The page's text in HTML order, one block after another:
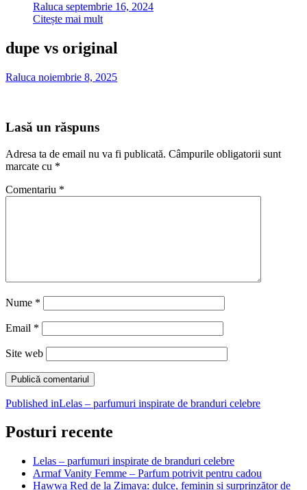
Raluca septembrie 16, 2024
Citește mai mult
dupe vs original
Raluca noiembrie 8, 2025
Lasă un răspuns
Adresa ta de email nu va fi publicată. Câmpurile obligatorii sunt
marcate cu *
Comentariu *
Nume *
Email *
Site web
Navigare
în
articole
Published inLelas – parfumuri inspirate de branduri celebre
Posturi recente
Lelas – parfumuri inspirate de branduri celebre
Armaf Vanity Femme – Parfum potrivit pentru cadou
Hawwa Red de la Zimaya: dulce, feminin și surprinzător de